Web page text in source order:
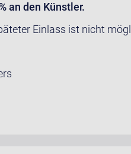
an den Künstler.
Einlass ist nicht